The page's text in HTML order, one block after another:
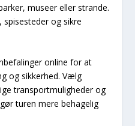
museer eller strande.
og sikre
online for at
og sikkerhed. Vælg
transportmuligheder og
turen mere behagelig